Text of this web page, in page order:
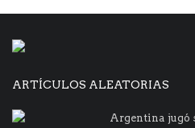
ARTÍCULOS ALEATORIAS
Argentina jugó